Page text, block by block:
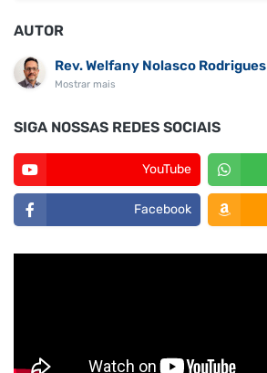
AUTOR
Rev. Welfany Nolasco Rodrigues
Mostrar mais
SIGA NOSSAS REDES SOCIAIS
YouTube
Facebook